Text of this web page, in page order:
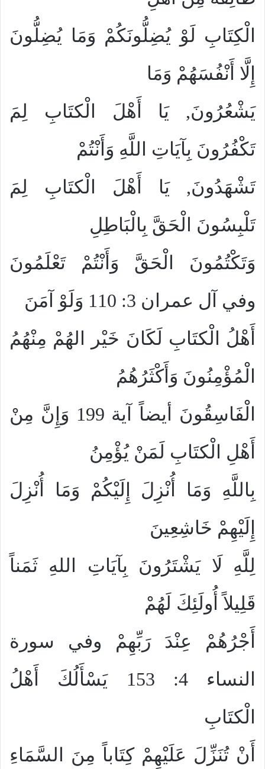
الْكِتَابِ لَوْ يُضِلُّونَكُمْ وَمَا يُضِلُّونَ
إِلَّا أَنْفُسَهُمْ وَمَا
يَشْعُرُونَ, يَا أَهْلَ الْكتَابِ لِمَ
تَكْفُرُونَ بِآيَاتِ اللَّهِ وَأَنْتُمْ
تَشْهَدُونَ, يَا أَهْلَ الْكتَابِ لِمَ
تَلْبِسُونَ الْحَقَّ بِالْبَاطِلِ
وَتَكْتُمُونَ الْحَقَّ وَأَنْتُمْ تَعْلَمُونَ
وفي آل عمران 3: 110 وَلَوْ آمَنَ
أَهْلُ الْكتَابِ لَكَانَ خَيْر الهُمْ مِنْهُمُ
الْمُؤْمِنُونَ وَأَكْثَرُهُمُ
الْفَاسِقُونَ أيضاً آية 199 وَإِنَّ مِنْ
أَهْلِ الْكتَابِ لَمَنْ يُؤْمِنُ
بِاللَّهِ وَمَا أُنْزِلَ إِلَيْكُمْ وَمَا أُنْزِلَ
إِلَيْهِمْ خَاشِعِينَ
لِلَّهِ لَا يَشْتَرُونَ بِآيَاتِ اللهِ ثَمَناً
قَلِيلاً أُولَئِكَ لَهُمْ
أَجْرُهُمْ عِنْدَ رَبِّهِمْ وفي سورة
النساء 4: 153 يَسْأَلُكَ أَهْلُ
الْكتَابِ
أَنْ تُنَزِّلَ عَلَيْهِمْ كِتَاباً مِنَ السَّمَاءِ